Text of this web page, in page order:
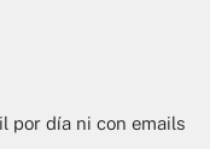
por día ni con emails